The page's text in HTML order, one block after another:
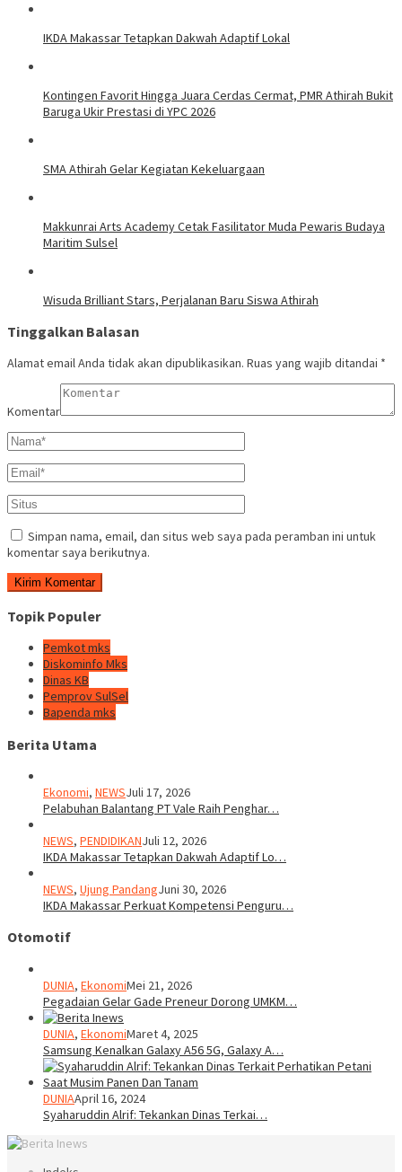
IKDA Makassar Tetapkan Dakwah Adaptif Lokal
Kontingen Favorit Hingga Juara Cerdas Cermat, PMR Athirah Bukit
Baruga Ukir Prestasi di YPC 2026
SMA Athirah Gelar Kegiatan Kekeluargaan
Makkunrai Arts Academy Cetak Fasilitator Muda Pewaris Budaya
Maritim Sulsel
Wisuda Brilliant Stars, Perjalanan Baru Siswa Athirah
Tinggalkan Balasan
Alamat email Anda tidak akan dipublikasikan. Ruas yang wajib ditandai *
Komentar
Simpan nama, email, dan situs web saya pada peramban ini untuk
komentar saya berikutnya.
Topik Populer
Pemkot mks
Diskominfo Mks
Dinas KB
Pemprov SulSel
Bapenda mks
Berita Utama
Ekonomi, NEWSJuli 17, 2026
Pelabuhan Balantang PT Vale Raih Penghar…
NEWS, PENDIDIKANJuli 12, 2026
IKDA Makassar Tetapkan Dakwah Adaptif Lo…
NEWS, Ujung PandangJuni 30, 2026
IKDA Makassar Perkuat Kompetensi Penguru…
Otomotif
DUNIA, EkonomiMei 21, 2026
Pegadaian Gelar Gade Preneur Dorong UMKM…
DUNIA, EkonomiMaret 4, 2025
Samsung Kenalkan Galaxy A56 5G, Galaxy A…
DUNIAApril 16, 2024
Syaharuddin Alrif: Tekankan Dinas Terkai…